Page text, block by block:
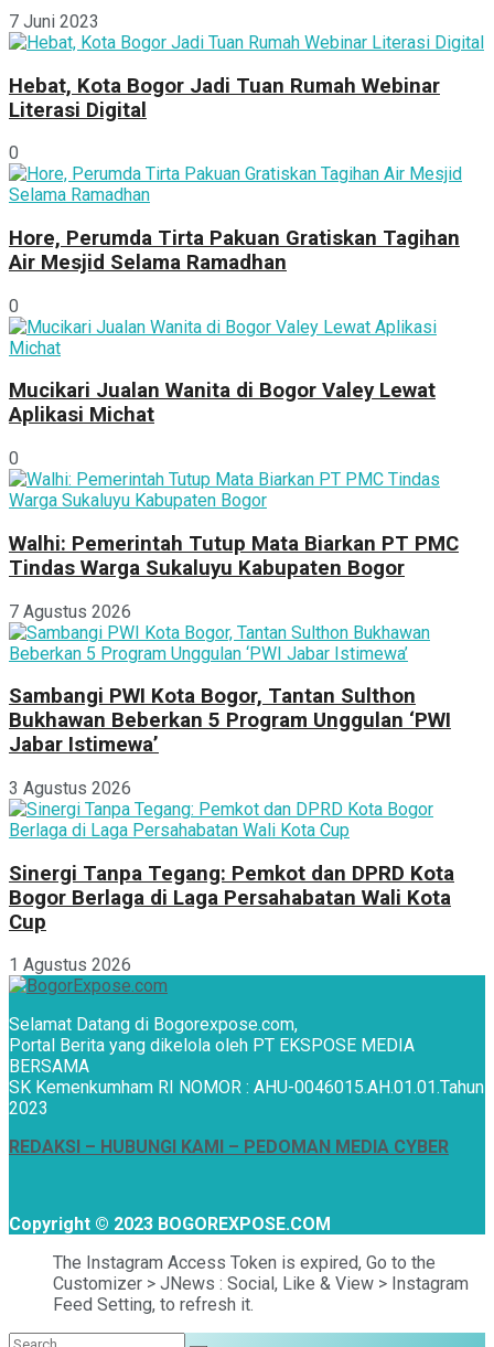
7 Juni 2023
Hebat, Kota Bogor Jadi Tuan Rumah Webinar
Literasi Digital
0
Hore, Perumda Tirta Pakuan Gratiskan Tagihan
Air Mesjid Selama Ramadhan
0
Mucikari Jualan Wanita di Bogor Valey Lewat
Aplikasi Michat
0
Walhi: Pemerintah Tutup Mata Biarkan PT PMC
Tindas Warga Sukaluyu Kabupaten Bogor
7 Agustus 2026
Sambangi PWI Kota Bogor, Tantan Sulthon
Bukhawan Beberkan 5 Program Unggulan ‘PWI
Jabar Istimewa’
3 Agustus 2026
Sinergi Tanpa Tegang: Pemkot dan DPRD Kota
Bogor Berlaga di Laga Persahabatan Wali Kota
Cup
1 Agustus 2026
Selamat Datang di Bogorexpose.com,
Portal Berita yang dikelola oleh PT EKSPOSE MEDIA
BERSAMA
SK Kemenkumham RI NOMOR : AHU-0046015.AH.01.01.Tahun
2023
REDAKSI – HUBUNGI KAMI – PEDOMAN MEDIA CYBER
Copyright © 2023 BOGOREXPOSE.COM
The Instagram Access Token is expired, Go to the
Customizer > JNews : Social, Like & View > Instagram
Feed Setting, to refresh it.